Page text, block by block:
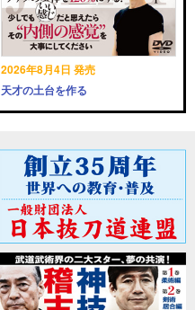
2026年8月4日 発売
天才の土台を作る